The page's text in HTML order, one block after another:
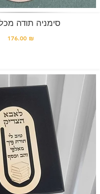
סימניה תודה
176.00 ₪